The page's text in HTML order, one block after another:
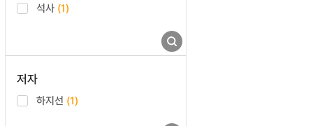
석사 (1)
저자
하지선 (1)